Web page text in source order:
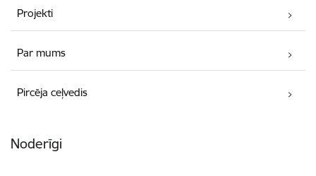
Projekti
Par mums
Pircēja ceļvedis
Noderīgi